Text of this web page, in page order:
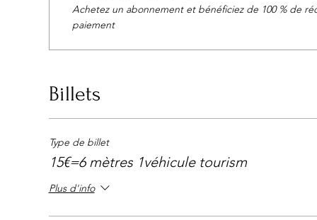
Achetez un abonnement et bénéficiez de 100 % de
paiement
Billets
Type de billet
15€=6 mètres 1véhicule tourism
Plus d'info